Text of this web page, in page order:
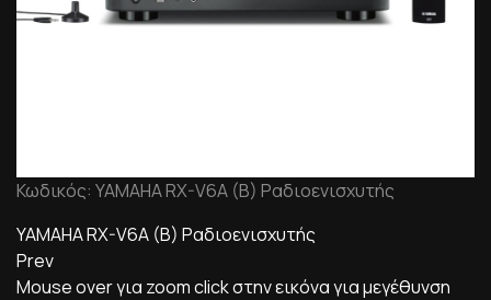
Κωδικός: YAMAHA RX-V6A (B) Ραδιοενισχυτής
YAMAHA RX-V6A (B) Ραδιοενισχυτής
Prev
Mouse over για zoom click στην εικόνα για μεγέθυνση